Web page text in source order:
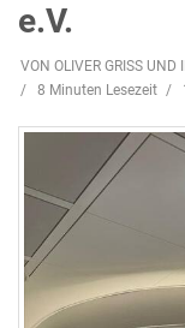
e.V.
VON OLIVER GRISS UND
8 Minuten Lesezeit